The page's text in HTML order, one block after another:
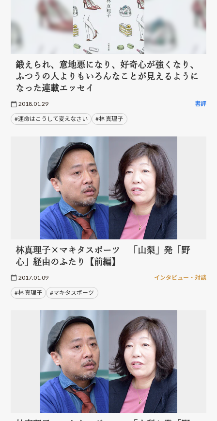
鍛えられ、意地悪になり、好奇心が強くなり、
ふつうの人よりもいろんなことが見えるように
なった連載エッセイ
2018.01.29 書評
#運命はこうして変えなさい #林 真理子
林真理子×マキタスポーツ 「山梨」発「野
心」経由のふたり【前編】
2017.01.09 インタビュー・対談
#林 真理子 #マキタスポーツ